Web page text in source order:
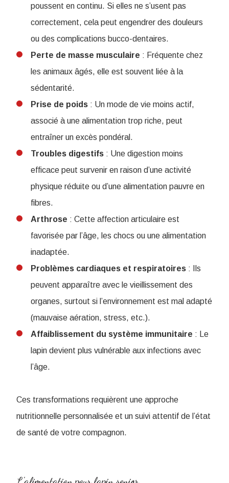
poussent en continu. Si elles ne s’usent pas
correctement, cela peut engendrer des douleurs
ou des complications bucco-dentaires.
Perte de masse musculaire : Fréquente chez
les animaux âgés, elle est souvent liée à la
sédentarité.
Prise de poids : Un mode de vie moins actif,
associé à une alimentation trop riche, peut
entraîner un excès pondéral.
Troubles digestifs : Une digestion moins
efficace peut survenir en raison d’une activité
physique réduite ou d’une alimentation pauvre en
fibres.
Arthrose : Cette affection articulaire est
favorisée par l’âge, les chocs ou une alimentation
inadaptée.
Problèmes cardiaques et respiratoires : Ils
peuvent apparaître avec le vieillissement des
organes, surtout si l’environnement est mal adapté
(mauvaise aération, stress, etc.).
Affaiblissement du système immunitaire : Le
lapin devient plus vulnérable aux infections avec
l’âge.
Ces transformations requièrent une approche
nutritionnelle personnalisée et un suivi attentif de l’état
de santé de votre compagnon.